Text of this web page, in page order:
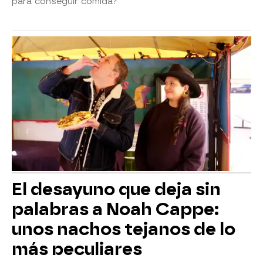
El desayuno que deja sin
palabras a Noah Cappe:
unos nachos tejanos de lo
más peculiares